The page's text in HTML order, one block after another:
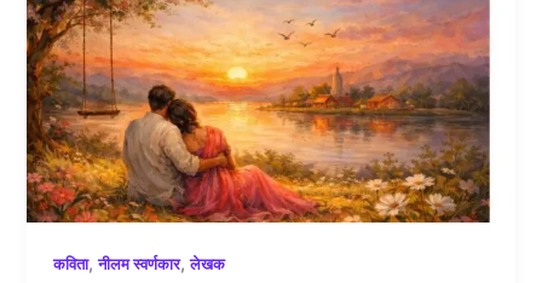
कविता,नीलम स्वर्णकार,लेखक